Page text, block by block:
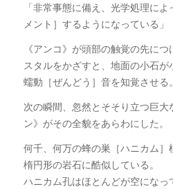
「非常事態に備え、光学処理に
メント］するようになっている」
《アンコ》が頭部の触覚の先に
スタルをかざすと、地面の小石
蠕動［ぜんどう］音を知覚させる。
次の瞬間、忽然とそそり立つ巨大
ン》がその全貌をあらわにした。
何千、何万の蜂の巣［ハニカム］
楕円形の岩石に酷似している。
ハニカム孔はほとんどが空にな